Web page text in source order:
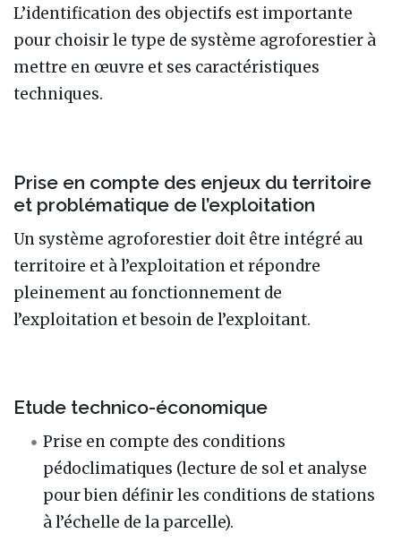
L’identification des objectifs est importante
pour choisir le type de système agroforestier à
mettre en œuvre et ses caractéristiques
techniques.
Prise en compte des enjeux du territoire
et problématique de l’exploitation
Un système agroforestier doit être intégré au
territoire et à l’exploitation et répondre
pleinement au fonctionnement de
l’exploitation et besoin de l’exploitant.
Etude technico-économique
Prise en compte des conditions
pédoclimatiques (lecture de sol et analyse
pour bien définir les conditions de stations
à l’échelle de la parcelle).